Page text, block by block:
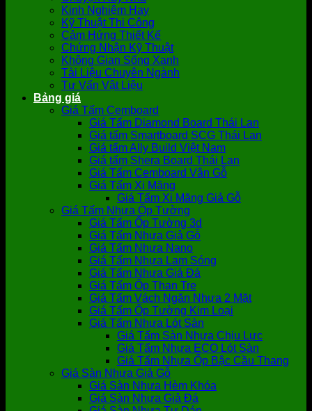
Kinh Nghiệm Hay
Kỹ Thuật Thi Công
Cảm Hứng Thiết Kế
Chứng Nhận Kỹ Thuật
Không Gian Sống Xanh
Tài Liệu Chuyên Ngành
Tư Vấn Vật Liệu
Bảng giá
Giá Tấm Cemboard
Giá Tấm Diamond Board Thái Lan
Giá tấm Smartboard SCG Thái Lan
Giá tấm Ally Build Việt Nam
Giá tấm Shera Board Thái Lan
Giá Tấm Cemboard Vân Gỗ
Giá Tấm Xi Măng
Giá Tấm Xi Măng Giả Gỗ
Giá Tấm Nhựa Ốp Tường
Giá Tấm Ốp Tường 3d
Giá Tấm Nhựa Giả Gỗ
Giá Tấm Nhựa Nano
Giá Tấm Nhựa Lam Sóng
Giá Tấm Nhựa Giả Đá
Giá Tấm Ốp Than Tre
Giá Tấm Vách Ngăn Nhựa 2 Mặt
Giá Tấm Ốp Tường Kim Loại
Giá Tấm Nhựa Lót Sàn
Giá Tấm Sàn Nhựa Chịu Lực
Giá Tấm Nhựa ECO Lót Sàn
Giá Tấm Nhựa Ốp Bậc Cầu Thang
Giá Sàn Nhựa Giả Gỗ
Giá Sàn Nhựa Hèm Khóa
Giá Sàn Nhựa Giả Đá